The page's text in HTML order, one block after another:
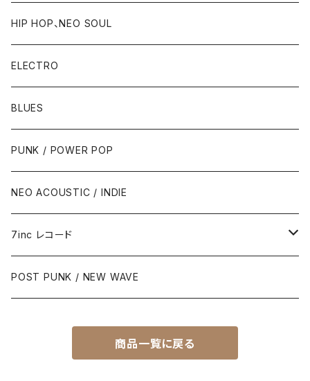
HIP HOP、NEO SOUL
ELECTRO
BLUES
PUNK / POWER POP
NEO ACOUSTIC / INDIE
7inc レコード
PUNK / 2TONE
SKA / ROCK STEADY / REGGAE
POST PUNK / NEW WAVE
商品一覧に戻る